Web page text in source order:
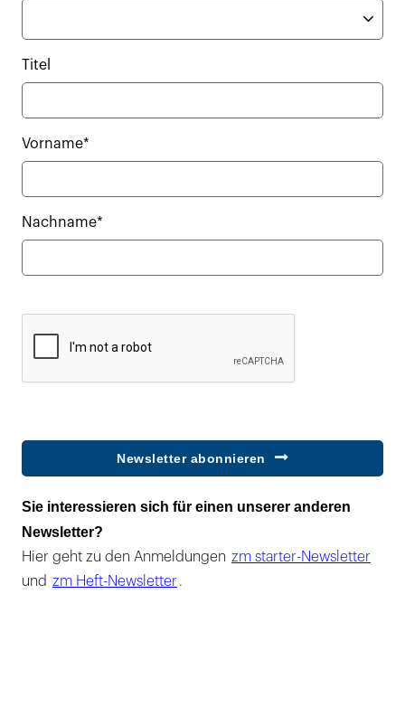
Titel
Vorname*
Nachname*
Newsletter abonnieren
Sie interessieren sich für einen unserer anderen
Newsletter?
Hier geht zu den Anmeldungen zm starter-Newsletter
und zm Heft-Newsletter .